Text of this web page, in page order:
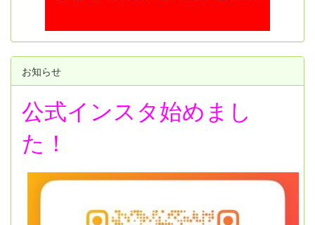
お知らせ
公式インスタ始めまし
た！